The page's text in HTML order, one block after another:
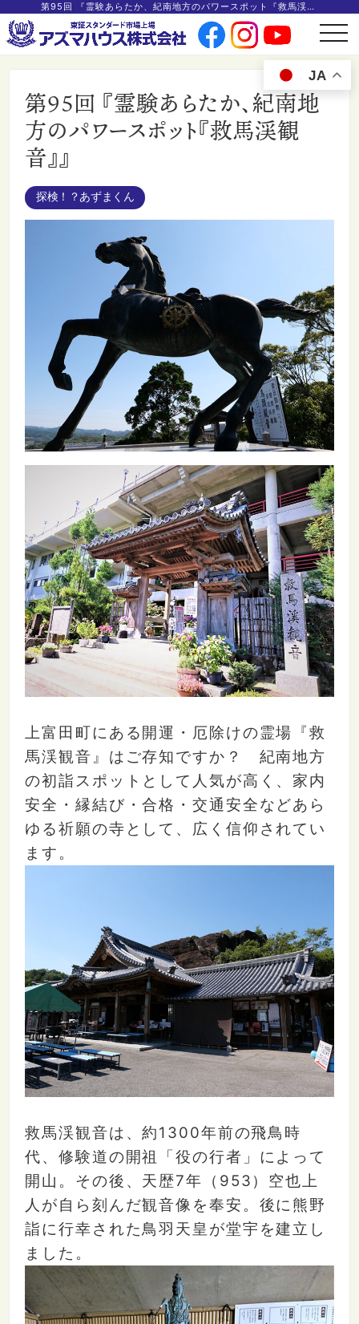
第95回 『霊験あらたか、紀南地方のパワースポット『救馬渓観音』』
t
o
g
l
JA
第95回 『霊験あらたか、紀南地
方のパワースポット『救馬渓観
音』』
探検！？あずまくん
上富田町にある開運・厄除けの霊場『救
馬渓観音』はご存知ですか？ 紀南地方
の初詣スポットとして人気が高く、家内
安全・縁結び・合格・交通安全などあら
ゆる祈願の寺として、広く信仰されてい
ます。
救馬渓観音は、約1300年前の飛鳥時
代、修験道の開祖「役の行者」によって
開山。その後、天歴7年（953）空也上
人が自ら刻んだ観音像を奉安。後に熊野
詣に行幸された鳥羽天皇が堂宇を建立し
ました。